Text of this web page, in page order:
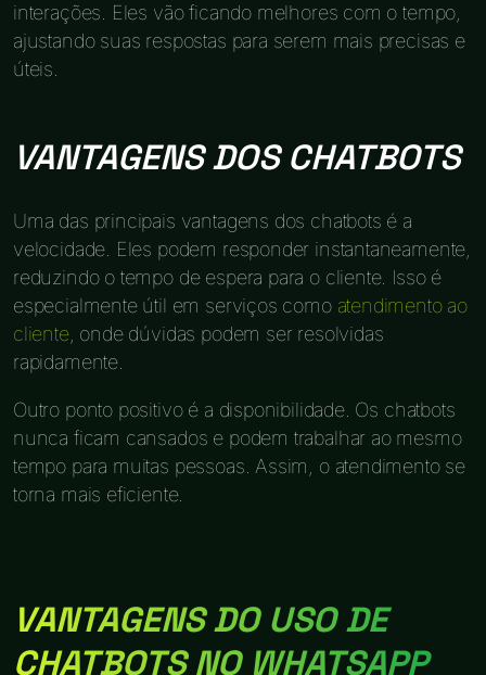
interações. Eles vão ficando melhores com o tempo,
ajustando suas respostas para serem mais precisas e
úteis.
VANTAGENS DOS CHATBOTS
Uma das principais vantagens dos chatbots é a
velocidade. Eles podem responder instantaneamente,
reduzindo o tempo de espera para o cliente. Isso é
especialmente útil em serviços como atendimento ao
cliente, onde dúvidas podem ser resolvidas
rapidamente.
Outro ponto positivo é a disponibilidade. Os chatbots
nunca ficam cansados e podem trabalhar ao mesmo
tempo para muitas pessoas. Assim, o atendimento se
torna mais eficiente.
VANTAGENS DO USO DE
CHATBOTS NO WHATSAPP